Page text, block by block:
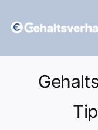
Inhalt